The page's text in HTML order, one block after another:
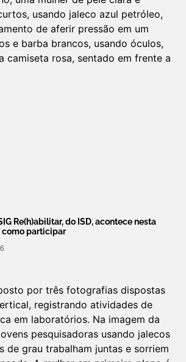
Re(h)abilitar, do ISD, acontece nesta
participar